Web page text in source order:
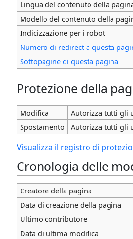
Lingua del contenuto della
Modello del contenuto della
Indicizzazione per i robot
Numero di redirect a questa
Sottopagine di questa pagina
Protezione della
Modifica
Autorizza tutti gli
Spostamento
Autorizza tutti gli
Visualizza il registro di
Cronologia delle
Creatore della pagina
Data di creazione della pagina
Ultimo contributore
Data di ultima modifica